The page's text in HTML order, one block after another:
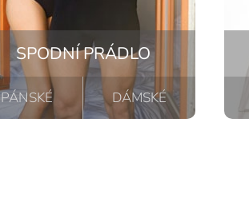
SPODNÍ PRÁDLO
PÁNSKÉ DÁMSKÉ